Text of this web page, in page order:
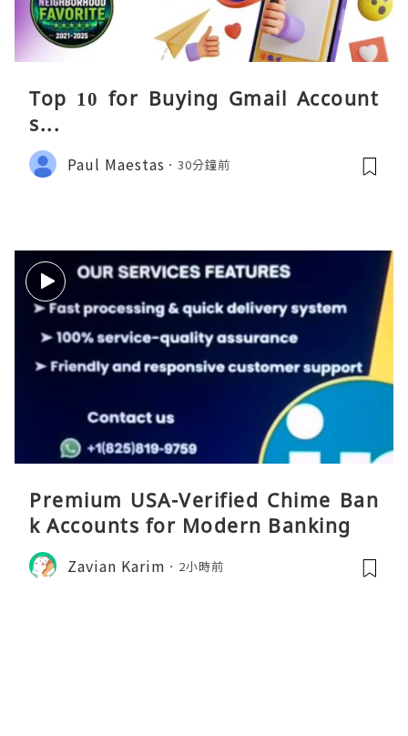
Top 10 for Buying Gmail Account
s...
Paul Maestas 30分鐘前
Premium USA-Verified Chime Ban
k Accounts for Modern Banking
Zavian Karim 2小時前